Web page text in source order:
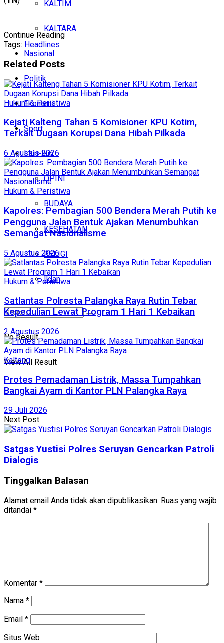
KALTIM
KALTARA
Nasional
Politik
Ekonomi
Sport
Lain-lain
OPINI
BUDAYA
KESEHATAN
RELIGI
Iklan
No Result
View All Result
Continue Reading
Tags: Headlines
Related Posts
Hukum & Peristiwa
Kejati Kalteng Tahan 5 Komisioner KPU Kotim,
Terkait Dugaan Korupsi Dana Hibah Pilkada
6 Agustus 2026
Hukum & Peristiwa
Kapolres: Pembagian 500 Bendera Merah Putih ke
Pengguna Jalan Bentuk Ajakan Menumbuhkan
Semangat Nasionalisme
5 Agustus 2026
Hukum & Peristiwa
Satlantas Polresta Palangka Raya Rutin Tebar
Kepedulian Lewat Program 1 Hari 1 Kebaikan
2 Agustus 2026
Kalteng
Protes Pemadaman Listrik, Massa Tumpahkan
Bangkai Ayam di Kantor PLN Palangka Raya
29 Juli 2026
Next Post
Satgas Yustisi Polres Seruyan Gencarkan Patroli
Dialogis
Tinggalkan Balasan
Alamat email Anda tidak akan dipublikasikan. Ruas yang wajib
ditandai *
Komentar *
Nama *
Email *
Situs Web